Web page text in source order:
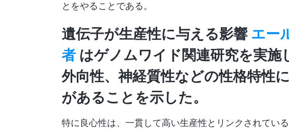
とをやることである。
遺伝子が生産性に与える影響 エー
者 はゲノムワイド関連研究を実施
外向性、神経質性などの性格特性
があることを示した。
特に良心性は、一貫して高い生産性とリンクされてい